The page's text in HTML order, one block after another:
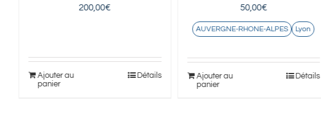
200,00€
Ajouter au
panier
Détails
50,00€
AUVERGNE-RHONE-ALPES Lyon
Ajouter au
panier
Détails